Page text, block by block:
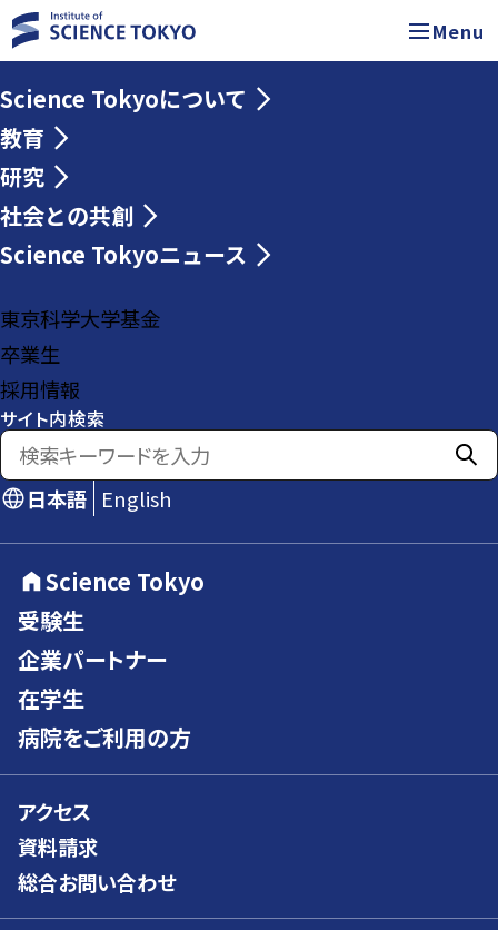
Menu
Science Tokyoについて
教育
研究
社会との共創
Science Tokyoニュース
東京科学大学基金
卒業生
採用情報
サイト内検索
日本語 English
Science Tokyo
受験生
企業パートナー
在学生
病院をご利用の方
アクセス
資料請求
総合お問い合わせ